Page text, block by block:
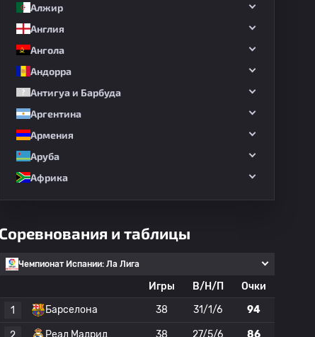
Алжир
Англия
Ангола
Андорра
Антигуа и Барбуда
Аргентина
Армения
Аруба
Африка
Соревнования и таблицы
Чемпионат Испании: Ла Лига
Игры В/Н/П
Очки
1
Барселона 38 31/1/6 94
Реал Мадрид 38 27/5/6 86